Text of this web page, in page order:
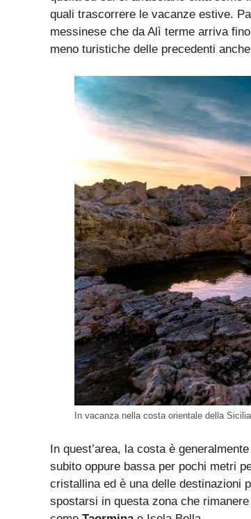
quali trascorrere le vacanze estive.
messinese che da Alì terme arriva
meno turistiche delle precedenti
In vacanza nella costa orientale della
In quest’area, la costa è
subito oppure bassa per pochi metri
cristallina ed è una delle destinazioni
spostarsi in questa zona che